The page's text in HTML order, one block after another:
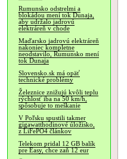
Rumunsko odstrelmi a
blokádou mení tok Dunaja,
aby udržalo jadrovú
elektráreň v chode
Maďarsko jadrovú elektráreň
nakoniec kompletne
neodstavilo, Rumunsko mení
tok Dunaja
Slovensko.sk má opäť
technické problémy
Železnice znižujú kvôli teplu
rýchlosť iba na 50 km/h,
spôsobuje to meškanie
V Poľsku spustili takmer
gigawatthodinové úložisko,
z LiFePO4 článkov
Telekom pridal 12 GB balík
pre Easy, chce zaň 12 eur